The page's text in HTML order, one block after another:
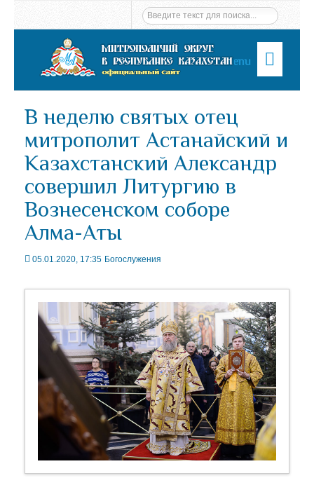
Menu
В неделю святых отец
митрополит Астанайский и
Казахстанский Александр
совершил Литургию в
Вознесенском соборе
Алма-Аты
05.01.2020, 17:35 Богослужения